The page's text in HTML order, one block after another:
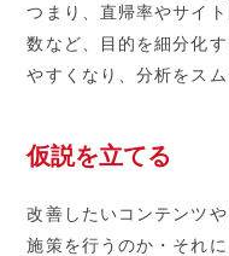
つまり、直帰率やサイ
数など、目的を細分化
やすくなり、分析をス
仮説を立てる
改善したいコンテンツ
施策を行うのか・それ